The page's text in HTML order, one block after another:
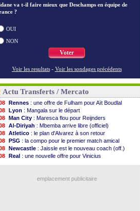
va t-il faire mieux que Deschamps en équipe de
?
OUI
NON
Voter
Voir les resultats - Voir les sondages précédents
Actu Transferts / Mercato
Rennes : une offre de Fulham pour Aït Boudlal
Lyon : Mangala sur le départ
Man City : Maresca flou pour Reijnders
Al-Diriyah : Mbemba arrive libre (officiel)
Atletico : le plan d'Alvarez à son retour
PSG : la compo pour le premier match amical
Newcastle : Jaissle est le nouveau coach (off.)
Real : une nouvelle offre pour Vinicius
: Diomandé arrive pour 140 M€ !
emplacement publicitaire